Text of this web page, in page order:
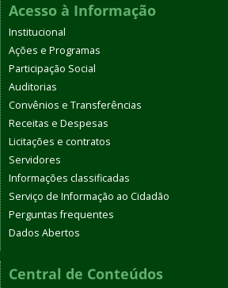
Acesso à Informação
Institucional
Ações e Programas
Participação Social
Auditorias
Convênios e Transferências
Receitas e Despesas
Licitações e contratos
Servidores
Informações classificadas
Serviço de Informação ao Cidadão
Perguntas frequentes
Dados Abertos
Central de Conteúdos